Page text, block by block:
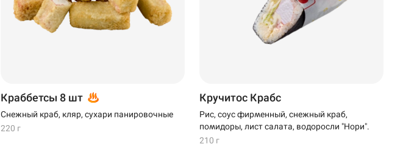
Краббетсы 8 шт
Снежный краб, кляр, сухари панировочные
220 г
Кручитос Крабс
Рис, соус фирменный, снежный краб,
помидоры, лист салата, водоросли "Нори".
210 г